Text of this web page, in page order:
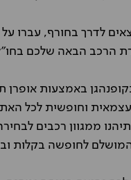
לדרך בחורף, עברו על
הרכב הבאה שלכם
באמצעות אופרן
וחופשית לכל
תיהנו ממגוון רכבים
לחופשה בקלות